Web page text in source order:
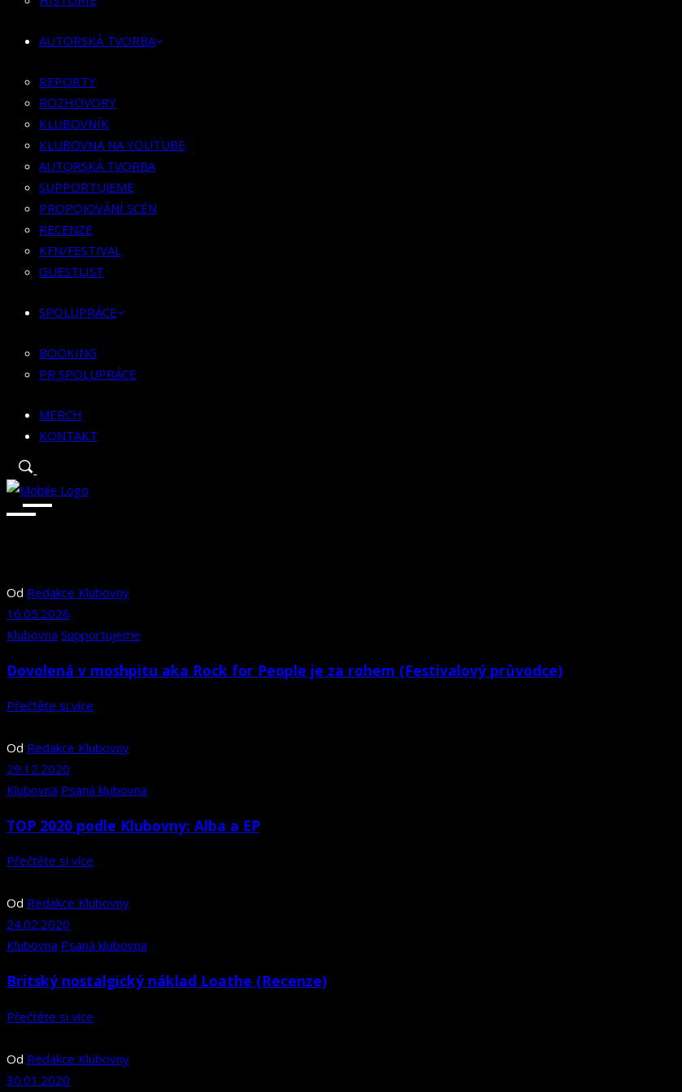
KLUBOVNA NA YOUTUBE
SUPPORTUJEME
PROPOJOVÁNÍ SCÉN
RECENZE
KFN/FESTIVAL
GUESTLIST
SPOLUPRÁCE
BOOKING
PR SPOLUPRÁCE
MERCH
AUTORSKÁ TVORBA
REPORTY
ROZHOVORY
KLUBOVNÍK
KLUBOVNA NA YOUTUBE
AUTORSKÁ TVORBA
SUPPORTUJEME
PROPOJOVÁNÍ SCÉN
RECENZE
KFN/FESTIVAL
GUESTLIST
SPOLUPRÁCE
BOOKING
PR SPOLUPRÁCE
MERCH
KONTAKT
Od Redakce Klubovny
16.05.2026
Klubovna Supportujeme
Dovolená v moshpitu aka Rock for People je za rohem (Festivalový průvodce)
Přečtěte si více
Od Redakce Klubovny
29.12.2020
Klubovna Psaná klubovna
TOP 2020 podle Klubovny: Alba a EP
Přečtěte si více
Od Redakce Klubovny
24.02.2020
Klubovna Psaná klubovna
Britský nostalgický náklad Loathe (Recenze)
Přečtěte si více
Od Redakce Klubovny
30.01.2020